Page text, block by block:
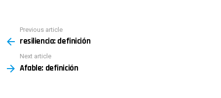
more
Previous article
resiliencia: definición
Next article
Afable: definición